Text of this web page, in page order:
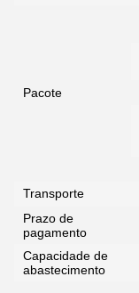
Pacote
Transporte
Prazo de
pagamento
Capacidade de
abastecimento